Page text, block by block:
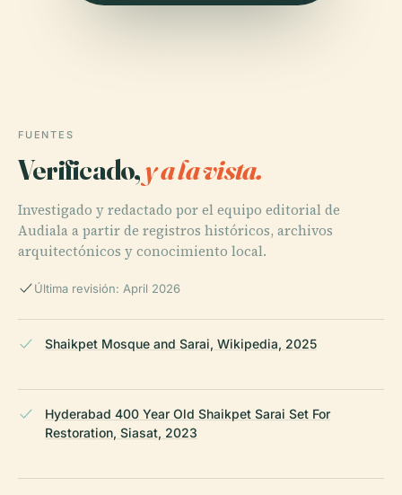
FUENTES
Verificado,y a la vista.
Investigado y redactado por el equipo editorial de
Audiala a partir de registros históricos, archivos
arquitectónicos y conocimiento local.
Última revisión: April 2026
Shaikpet Mosque and Sarai, Wikipedia, 2025
Hyderabad 400 Year Old Shaikpet Sarai Set For
Restoration, Siasat, 2023